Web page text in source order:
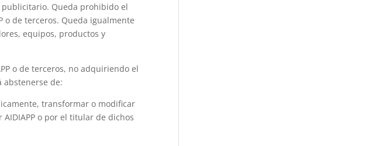
Queda prohibido el
o de terceros. Queda igualmente
equipos, productos y
o de terceros, no adquiriendo el
abstenerse de:
transformar o modificar
o por el titular de dichos